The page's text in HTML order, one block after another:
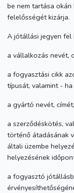
be nem tartása
felelősségét kizárja.
A jótállási jegyen fel
a vállalkozás nevét,
a fogyasztási cikk
típusát, valamint -
a gyártó nevét,
a szerződéskötés,
történő átadásának
általi üzembe
helyezésének
a fogyasztó